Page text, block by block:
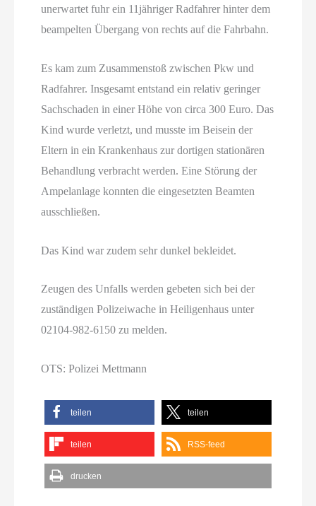
unerwartet fuhr ein 11jähriger Radfahrer hinter dem
beampelten Übergang von rechts auf die Fahrbahn.
Es kam zum Zusammenstoß zwischen Pkw und
Radfahrer. Insgesamt entstand ein relativ geringer
Sachschaden in einer Höhe von circa 300 Euro. Das
Kind wurde verletzt, und musste im Beisein der
Eltern in ein Krankenhaus zur dortigen stationären
Behandlung verbracht werden. Eine Störung der
Ampelanlage konnten die eingesetzten Beamten
ausschließen.
Das Kind war zudem sehr dunkel bekleidet.
Zeugen des Unfalls werden gebeten sich bei der
zuständigen Polizeiwache in Heiligenhaus unter
02104-982-6150 zu melden.
OTS: Polizei Mettmann
teilen teilen
teilen RSS-feed
drucken